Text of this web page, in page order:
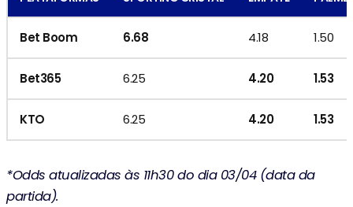
Bet Boom 6.68 4.18 1.50
Bet365 6.25 4.20 1.53
KTO 6.25 4.20 1.53
*Odds atualizadas às 11h30 do dia 03/04 (data da
partida).